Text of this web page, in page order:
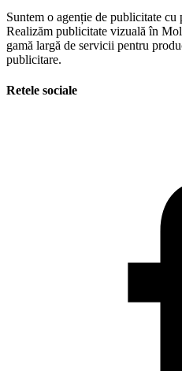
Suntem o agenție de publicitate cu
Realizăm publicitate vizuală în
gamă largă de servicii pentru
publicitare.
Retele sociale